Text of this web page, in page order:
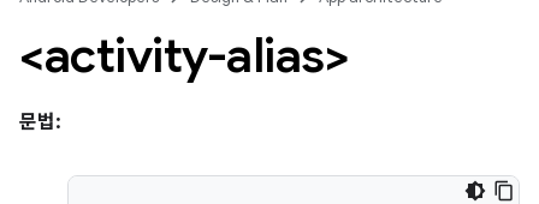
<activity-alias>
문법: